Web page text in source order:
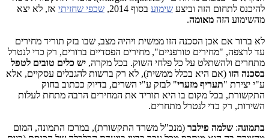
להיכנס לתחום הזה וביצע שימוע בסוף 2014, שכפי שחזיתי אז, לא יצא
מהשימוע הזה מאומה.
לא ברור אם אכן הסכנה הזו ממשית ויהיה מצב, שבו בזק תוריד מחירים
עד לרצפה, "מחירים טורפניים", מחירים הפסדיים ברורים, רק כדי לנטרל
מתחרים ולהשתלט על כל פלחי השוק. בכל מקרה, יש כלים טובים לטפל
בסכנה הזו (אם היא בכלל ממשית), לא רק ברשות להגבלים עסקיים, אלא
ע"י יצירת "תעריף מזערי" לבזק ע"י השרים, בדיוק ככתוב בחוק
התקשורת, בכל מקום בו היא תוריד את המחירים הרבה מתחת לעלות
השירות, רק כדי לנטרל מתחרים.
בתמונה: שלמה פילבר (מנכ"ל משרד התקשורת), במרכז התמונה, המום